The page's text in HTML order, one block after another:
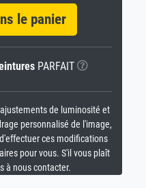
le panier
PARFAIT
de luminosité et
personnalisé de l'image,
ces modifications
pour vous. S'il vous plaît
à nous contacter.